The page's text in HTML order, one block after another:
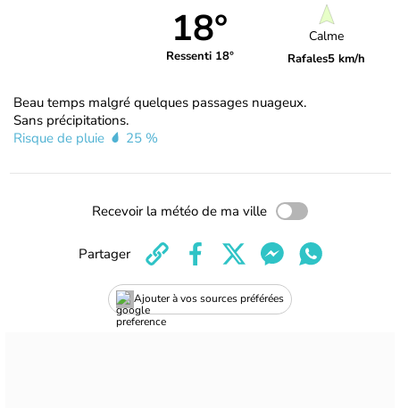
18°
Ressenti 18°
Calme
Rafales5 km/h
Beau temps malgré quelques passages nuageux.
Sans précipitations.
Risque de pluie
25 %
Recevoir la météo de ma ville
Ajouter à vos sources préférées
Partager